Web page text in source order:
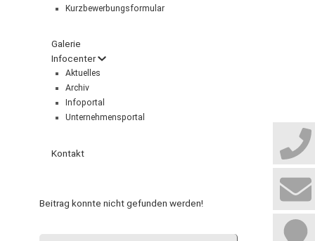
Kurzbewerbungsformular
Galerie
Infocenter
Aktuelles
Archiv
Infoportal
Unternehmensportal
Kontakt
Beitrag konnte nicht gefunden werden!